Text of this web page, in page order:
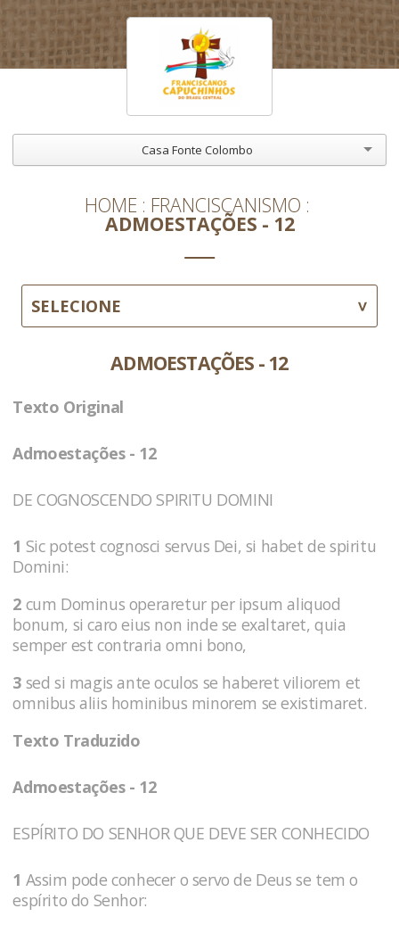
Casa Fonte Colombo
HOME FRANCISCANISMO
ADMOESTAÇÕES - 12
SELECIONE
ADMOESTAÇÕES - 12
Texto Original
Admoestações - 12
DE COGNOSCENDO SPIRITU DOMINI
1 Sic potest cognosci servus Dei, si habet de spiritu
Domini:
2 cum Dominus operaretur per ipsum aliquod
bonum, si caro eius non inde se exaltaret, quia
semper est contraria omni bono,
3 sed si magis ante oculos se haberet viliorem et
omnibus aliis hominibus minorem se existimaret.
Texto Traduzido
Admoestações - 12
ESPÍRITO DO SENHOR QUE DEVE SER CONHECIDO
1 Assim pode conhecer o servo de Deus se tem o
espírito do Senhor: